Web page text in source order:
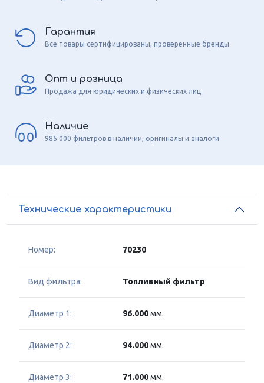
Гарантия
Все товары сертифицированы, проверенные бренды
Опт и розница
Продажа для юридических и физических лиц
Наличие
985 000 фильтров в наличии, оригиналы и аналоги
Технические характеристики
Номер: 70230
Вид фильтра: Топливный фильтр
Диаметр 1: 96.000мм.
Диаметр 2: 94.000мм.
Диаметр 3: 71.000мм.